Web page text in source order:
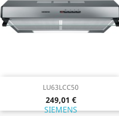
LU63LCC50
249,01 €
SIEMENS